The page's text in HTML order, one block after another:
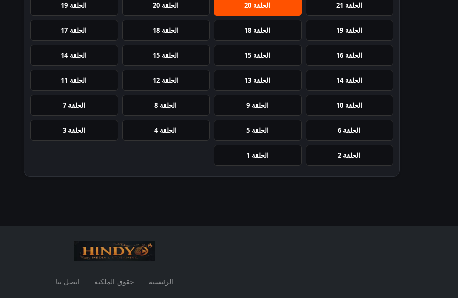
الحلقة 21 الحلقة 20 الحلقة 20 الحلقة 19
الحلقة 19 الحلقة 18 الحلقة 18 الحلقة 17
الحلقة 16 الحلقة 15 الحلقة 15 الحلقة 14
الحلقة 14 الحلقة 13 الحلقة 12 الحلقة 11
الحلقة 10 الحلقة 9 الحلقة 8 الحلقة 7
الحلقة 6 الحلقة 5 الحلقة 4 الحلقة 3
الحلقة 2 الحلقة 1
الرئيسية حقوق الملكية اتصل بنا